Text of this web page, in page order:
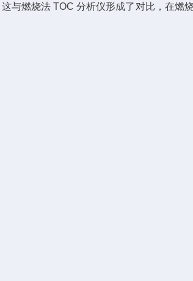
与燃烧法 TOC 分析仪形成了对比，在燃